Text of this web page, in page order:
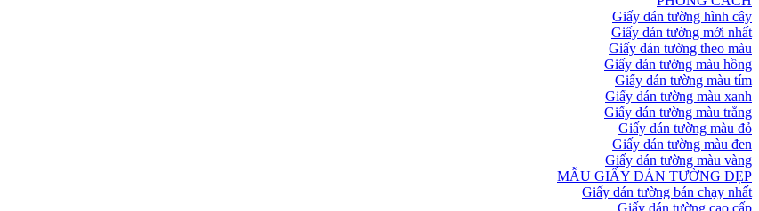
Giấy dán tường hình cây
Giấy dán tường mới nhất
Giấy dán tường theo màu
Giấy dán tường màu hồng
Giấy dán tường màu tím
Giấy dán tường màu xanh
Giấy dán tường màu trắng
Giấy dán tường màu đỏ
Giấy dán tường màu đen
Giấy dán tường màu vàng
MẪU GIẤY DÁN TƯỜNG ĐẸP
Giấy dán tường bán chạy nhất
Giấy dán tường cao cấp